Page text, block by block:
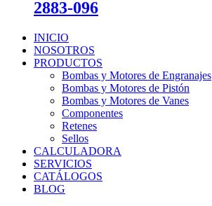
2883-096
INICIO
NOSOTROS
PRODUCTOS
Bombas y Motores de Engranajes
Bombas y Motores de Pistón
Bombas y Motores de Vanes
Componentes
Retenes
Sellos
CALCULADORA
SERVICIOS
CATÁLOGOS
BLOG